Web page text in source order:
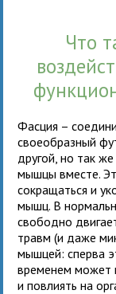
Что
Фасция –
своеобразный
другой, но так
мышцы вместе.
сокращаться и
мышц. В
свободно
травм (и даже
мышцей: сперва
временем может
и повлиять на